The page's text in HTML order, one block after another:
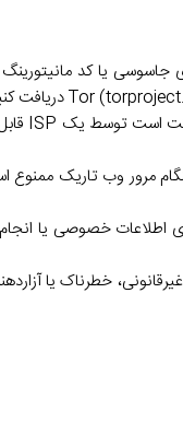
خطرناک یا